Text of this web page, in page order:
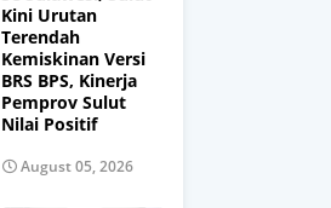
Kini Urutan
Terendah
Kemiskinan Versi
BRS BPS, Kinerja
Pemprov Sulut
Nilai Positif
August 05, 2026